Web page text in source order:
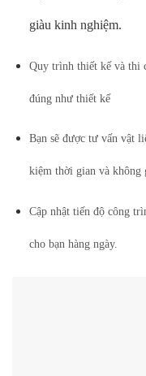
giàu kinh nghiệm.
Quy trình thiết kế và thi
đúng như thiết kế
Bạn sẽ được tư vấn vật
kiệm thời gian và không
Cập nhật tiến độ công
cho bạn hàng ngày.